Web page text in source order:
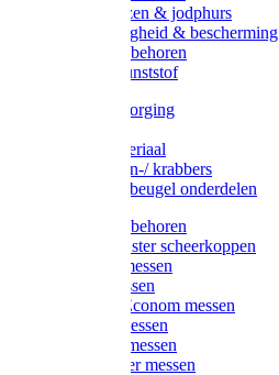
Ruiter laarzen & jodphurs
Ruiter veiligheid & bescherming
Ruiter - toebehoren
Voerbak kunststof
Klauwverzorging
Injectiemateriaal
Hoefmessen-/ krabbers
Hoefbekapbeugel onderdelen
Messen toebehoren
Moser & Oster scheerkoppen
Hauptner messen
Liscop messen
Aesculap/Econom messen
Heiniger messen
Constanta messen
FarmClipper messen